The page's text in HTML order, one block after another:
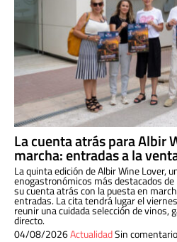
La cuenta atrás para Albir
marcha: entradas a la
La quinta edición de Albir Wine Lover,
enogastronómicos más destacados
su cuenta atrás con la puesta en
entradas. La cita tendrá lugar el
reunir una cuidada selección de vinos,
directo.
04/08/2026ActualidadSin